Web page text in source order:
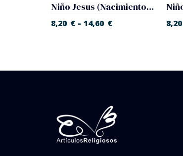
Niño Jesus (Nacimiento Gloria)
8,20 € - 14,60 € 8,20